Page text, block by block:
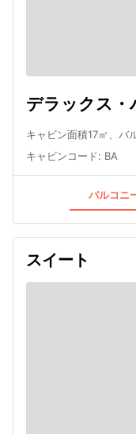
デラックス・
キャビン面積17㎡、バ
キャビンコード: BA
バルコニ
スイート